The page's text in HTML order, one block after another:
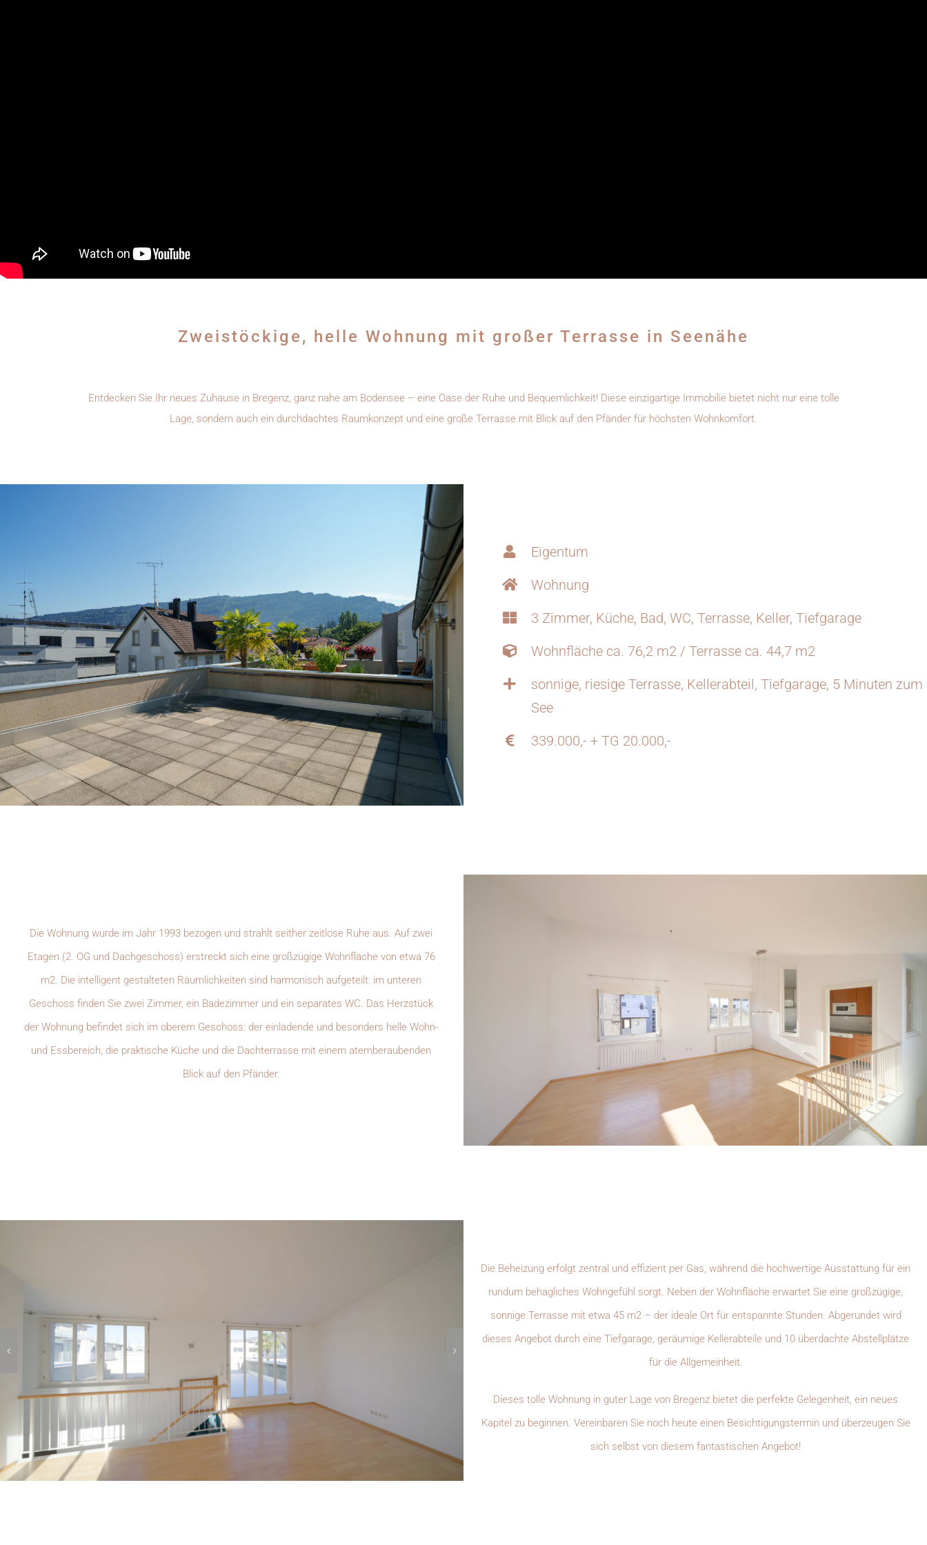
Zweistöckige, helle Wohnung mit großer Terrasse in Seenähe
Entdecken Sie Ihr neues Zuhause in Bregenz, ganz nahe am Bodensee – eine Oase der Ruhe und Bequemlichkeit! Diese einzigartige Immobilie bietet nicht nur eine tolle
Lage, sondern auch ein durchdachtes Raumkonzept und eine große Terrasse mit Blick auf den Pfänder für höchsten Wohnkomfort.
Eigentum
Wohnung
3 Zimmer, Küche, Bad, WC, Terrasse, Keller, Tiefgarage
Wohnfläche ca. 76,2 m2 / Terrasse ca. 44,7 m2
sonnige, riesige Terrasse, Kellerabteil, Tiefgarage, 5 Minuten zum
See
339.000,- + TG 20.000,-
Die Wohnung wurde im Jahr 1993 bezogen und strahlt seither zeitlose Ruhe aus. Auf zwei
Etagen (2. OG und Dachgeschoss) erstreckt sich eine großzügige Wohnfläche von etwa 76
m2. Die intelligent gestalteten Räumlichkeiten sind harmonisch aufgeteilt: im unteren
Geschoss finden Sie zwei Zimmer, ein Badezimmer und ein separates WC. Das Herzstück
der Wohnung befindet sich im oberern Geschoss: der einladende und besonders helle Wohn-
und Essbereich, die praktische Küche und die Dachterrasse mit einem atemberaubenden
Blick auf den Pfänder.
Die Beheizung erfolgt zentral und effizient per Gas, während die hochwertige Ausstattung für ein
rundum behagliches Wohngefühl sorgt. Neben der Wohnfläche erwartet Sie eine großzügige,
sonnige Terrasse mit etwa 45 m2 – der ideale Ort für entspannte Stunden. Abgerundet wird
dieses Angebot durch eine Tiefgarage, geräumige Kellerabteile und 10 überdachte Abstellplätze
für die Allgemeinheit.
Dieses tolle Wohnung in guter Lage von Bregenz bietet die perfekte Gelegenheit, ein neues
Kapitel zu beginnen. Vereinbaren Sie noch heute einen Besichtigungstermin und überzeugen Sie
sich selbst von diesem fantastischen Angebot!